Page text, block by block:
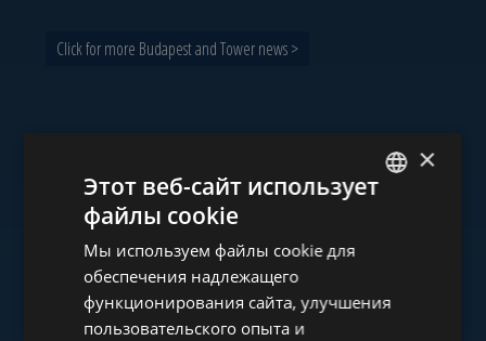
Click for more Budapest and Tower news >
Ознакомьтесь с нашим
портфолио
www.tower-investments.com
HUNGARIAN
×
Этот веб-сайт использует
файлы cookie
Мы используем файлы cookie для
обеспечения надлежащего
функционирования сайта, улучшения
пользовательского опыта и